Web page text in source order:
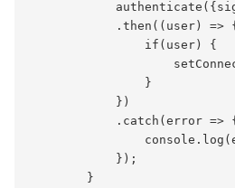
.then((user) =>
                if(user) {
                }
            })
.catch(error =>
            });
        }